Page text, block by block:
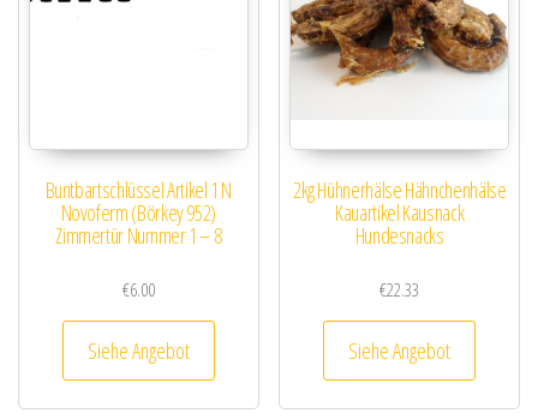
Buntbartschlüssel Artikel 1 N
Novoferm (Börkey 952)
Zimmertür Nummer 1 – 8
€6.00
Siehe Angebot
2kg Hühnerhälse Hähnchenhälse
Kauartikel Kausnack
Hundesnacks
€22.33
Siehe Angebot